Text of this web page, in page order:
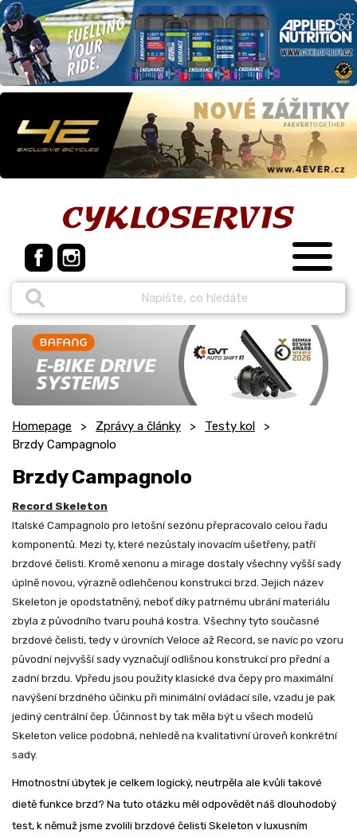
Homepage Zprávy a články
Testy kol
Brzdy Campagnolo
Brzdy Campagnolo
Record Skeleton
Italské Campagnolo pro letošní sezónu přepracovalo celou řadu
komponentů. Mezi ty, které nezůstaly inovacím ušetřeny, patří
brzdové čelisti. Kromě xenonu a mirage dostaly všechny vyšší sady
úplně novou, výrazně odlehčenou konstrukci brzd. Jejich název
Skeleton je opodstatněný, neboť díky patrnému ubrání materiálu
zbyla z původního tvaru pouhá kostra. Všechny tyto současné
brzdové čelisti, tedy v úrovních Veloce až Record, se navíc po vzoru
původní nejvyšší sady vyznačují odlišnou konstrukcí pro přední a
zadní brzdu. Vpředu jsou použity klasické dva čepy pro maximální
navýšení brzdného účinku při minimální ovládací síle, vzadu je pak
jediný centrální čep. Účinnost by tak měla být u všech modelů
Skeleton velice podobná, nehledě na kvalitativní úroveň konkrétní
sady.
Hmotnostní úbytek je celkem logický, neutrpěla ale kvůli takové
dietě funkce brzd? Na tuto otázku měl odpovědět náš dlouhodobý
test, k němuž jsme zvolili brzdové čelisti Skeleton v luxusním